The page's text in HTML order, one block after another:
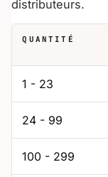
distributeurs.
QUANTITÉ
1 - 23
24 - 99
100 - 299